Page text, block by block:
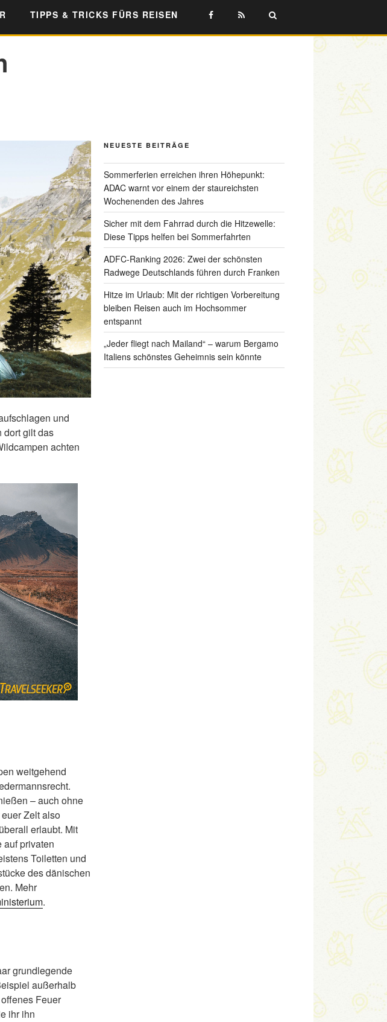
TIPPS & TRICKS FÜRS REISEN
und
dort gilt das
achten
weitgehend
– auch ohne
Zelt also
erlaubt. Mit
auf privaten
Toiletten und
des dänischen
Mehr
.
grundlegende
außerhalb
Feuer
ihr ihn
NEUESTE BEITRÄGE
Sommerferien erreichen ihren Höhepunkt:
ADAC warnt vor einem der staureichsten
Wochenenden des Jahres
Sicher mit dem Fahrrad durch die Hitzewelle:
Diese Tipps helfen bei Sommerfahrten
ADFC-Ranking 2026: Zwei der schönsten
Radwege Deutschlands führen durch Franken
Hitze im Urlaub: Mit der richtigen Vorbereitung
bleiben Reisen auch im Hochsommer
entspannt
„Jeder fliegt nach Mailand“ – warum Bergamo
Italiens schönstes Geheimnis sein könnte